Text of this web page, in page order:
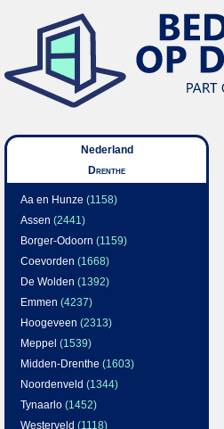
Nederland
Drenthe
Aa en Hunze (1158)
Assen (2441)
Borger-Odoorn (1159)
Coevorden (1668)
De Wolden (1392)
Emmen (4237)
Hoogeveen (2313)
Meppel (1539)
Midden-Drenthe (1603)
Noordenveld (1344)
Tynaarlo (1452)
Westerveld (1118)